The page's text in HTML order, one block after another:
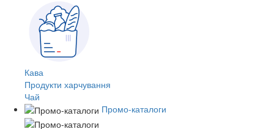
Кава
Продукти харчування
Чай
Промо-каталоги